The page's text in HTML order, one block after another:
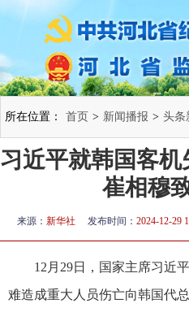
所在位置： 首页 > 新闻播报 > 头条
习近平就韩国客
崔相穆
来源： 新华社 发布时间： 2024-12-29
12月29日，国家主席习近
难造成重大人员伤亡向韩国代